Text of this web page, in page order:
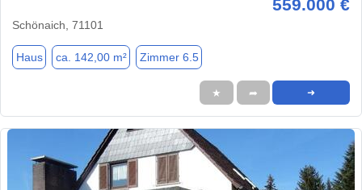
559.000 €
Schönaich, 71101
Haus ca. 142,00 m² Zimmer 6.5
★ ➦ ➜